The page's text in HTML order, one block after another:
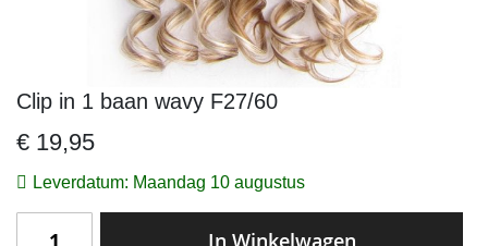
Ga
het
begin
Clip in 1 baan wavy F27/60
€ 19,95
Leverdatum: Maandag 10 augustus
In Winkelwagen